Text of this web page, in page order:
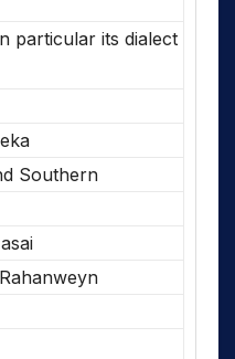
particular its dialect
Southern